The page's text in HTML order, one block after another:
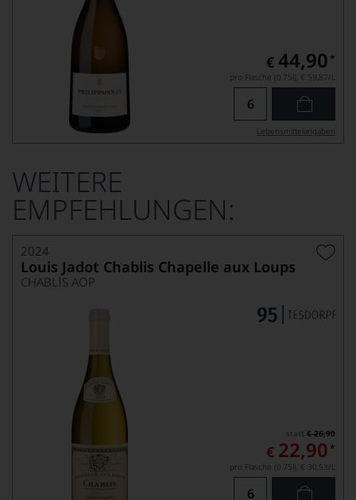
€ 44,90 *
pro Flasche (0.75l), € 59,87/L
Lebensmittel­angaben
WEITERE
EMPFEHLUNGEN:
2024
Louis Jadot Chablis Chapelle aux Loups
CHABLIS AOP
€ 26,90
€ 22,90 *
pro Flasche (0.75l), € 30,53/L